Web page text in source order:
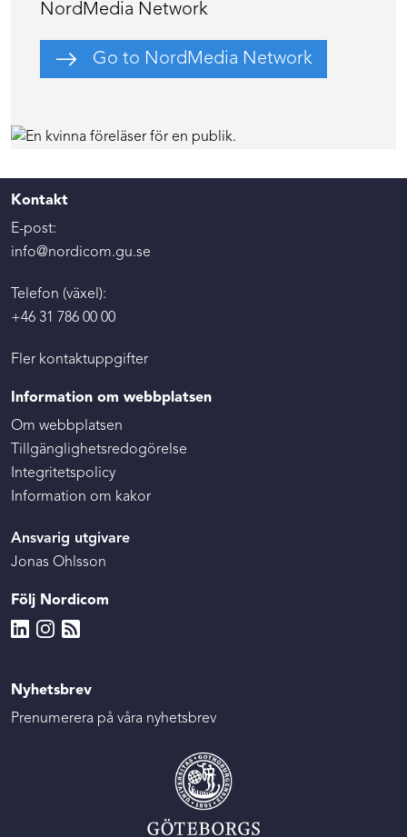
NordMedia Network
Go to NordMedia Network
Kontakt
E-post:
info@nordicom.gu.se
Telefon (växel):
+46 31 786 00 00
Fler kontaktuppgifter
Information om webbplatsen
Om webbplatsen
Tillgänglighetsredogörelse
Integritetspolicy
Information om kakor
Ansvarig utgivare
Jonas Ohlsson
Följ Nordicom
Nyhetsbrev
Prenumerera på våra nyhetsbrev